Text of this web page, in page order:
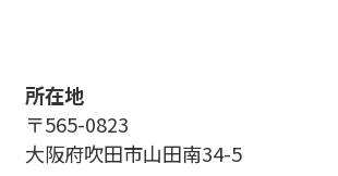
所在地
〒565-0823
大阪府吹田市山田南34-5